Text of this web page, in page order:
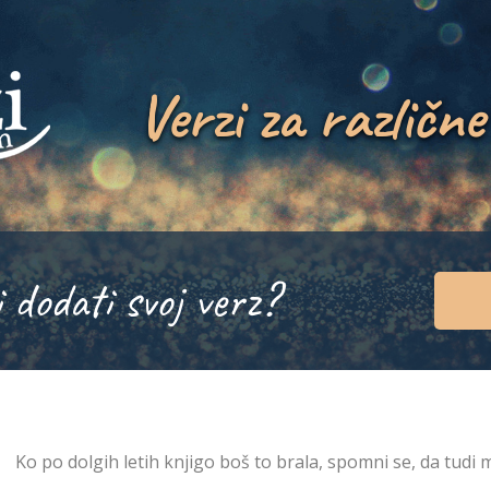
Verzi za
svoj verz?
Ko po dolgih letih knjigo boš to brala, spomni se, da tudi